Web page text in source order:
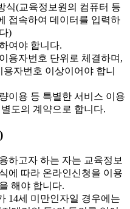
식(교육정보원의 컴퓨터 등
접속하여 데이터를 입력하
)
여야 합니다.
용자번호 단위로 체결하며,
용자번호 이상이어야 합니
이용 등 특별한 서비스 이용
도의 계약으로 합니다.
하고자 하는 자는 교육정보
에 따라 온라인신청을 이용
해야 합니다.
14세 미만인자일 경우에는